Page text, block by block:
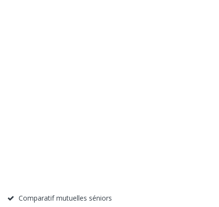
Comparatif mutuelles séniors